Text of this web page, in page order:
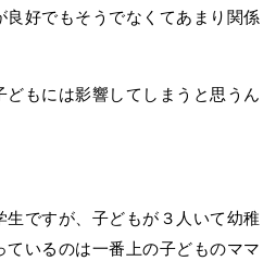
好でもそうでなくてあまり関係
もには影響してしまうと思うん
ですが、子どもが３人いて幼稚
いるのは一番上の子どものママ